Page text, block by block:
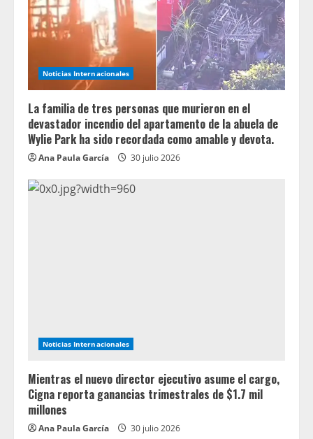
Noticias Internacionales
La familia de tres personas que murieron en el
devastador incendio del apartamento de la abuela de
Wylie Park ha sido recordada como amable y devota.
Ana Paula García 30 julio 2026
Noticias Internacionales
Mientras el nuevo director ejecutivo asume el cargo,
Cigna reporta ganancias trimestrales de $1.7 mil
millones
Ana Paula García 30 julio 2026